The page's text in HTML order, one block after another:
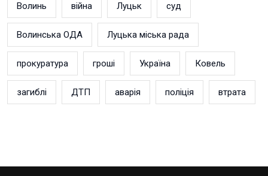
Волинь війна Луцьк суд
Волинська ОДА Луцька міська рада
прокуратура гроші Україна Ковель
загиблі ДТП аварія поліція втрата